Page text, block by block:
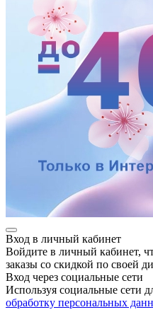
Вход в личный кабинет
Войдите в личный кабинет,
заказы со скидкой по своей
Вход через социальные сети
Используя социальные сети
обработку персональных